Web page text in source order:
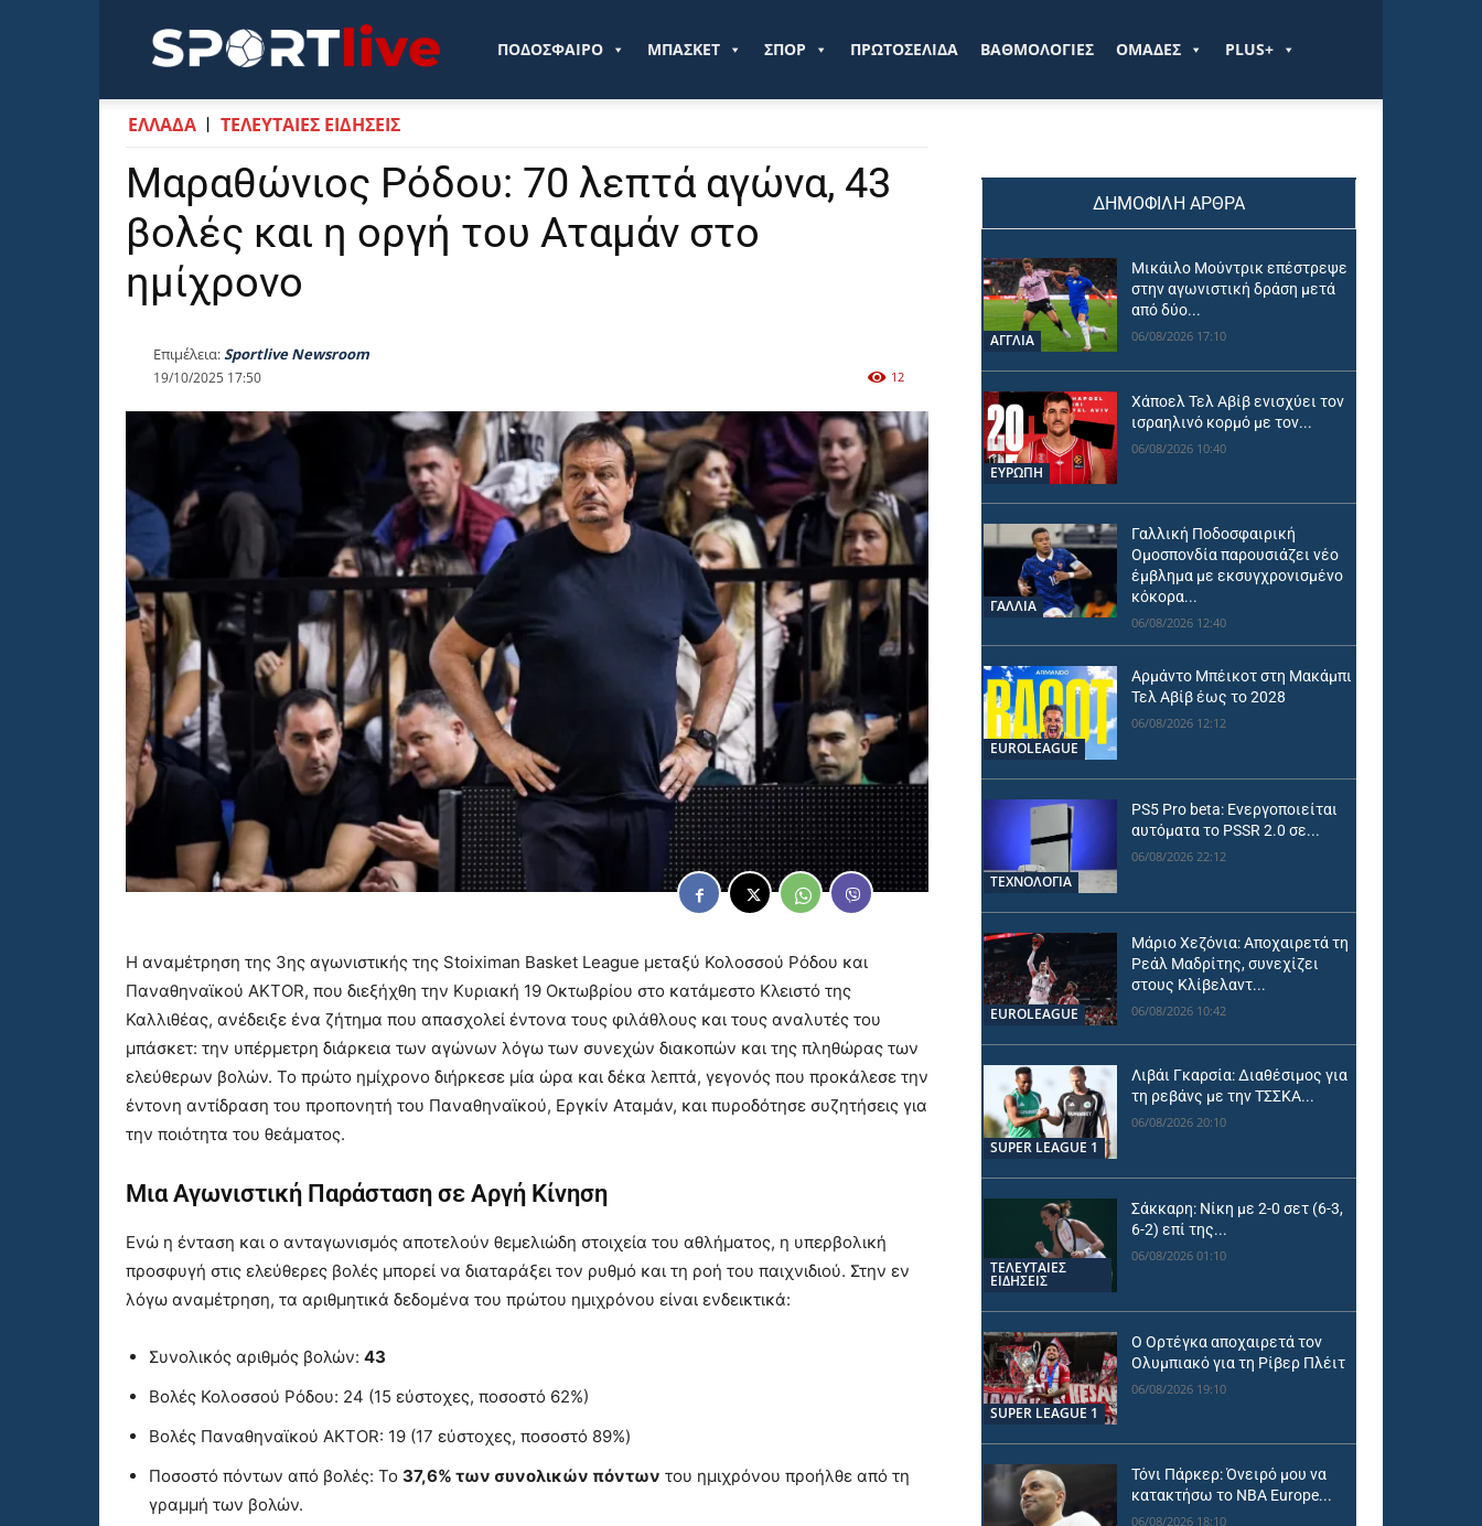
Sportlive.grΠΟΔΟΣΦΑΙΡΟ ΜΠΑΣΚΕΤ ΣΠΟΡ ΠΡΩΤΟΣΕΛΙΔΑ ΒΑΘΜΟΛΟΓΙΕΣ ΟΜΑΔΕΣ PLUS+
ΕΛΛΑΔΑ ΤΕΛΕΥΤΑΙΕΣ ΕΙΔΗΣΕΙΣ
Μαραθώνιος Ρόδου: 70 λεπτά αγώνα, 43
βολές και η οργή του Αταμάν στο
ημίχρονο
Επιμέλεια:Sportlive Newsroom
19/10/2025 17:50 12
Η αναμέτρηση της 3ης αγωνιστικής της Stoiximan Basket League μεταξύ Κολοσσού Ρόδου και
Παναθηναϊκού AKTOR, που διεξήχθη την Κυριακή 19 Οκτωβρίου στο κατάμεστο Κλειστό της
Καλλιθέας, ανέδειξε ένα ζήτημα που απασχολεί έντονα τους φιλάθλους και τους αναλυτές του
μπάσκετ: την υπέρμετρη διάρκεια των αγώνων λόγω των συνεχών διακοπών και της πληθώρας των
ελεύθερων βολών. Το πρώτο ημίχρονο διήρκεσε μία ώρα και δέκα λεπτά, γεγονός που προκάλεσε την
έντονη αντίδραση του προπονητή του Παναθηναϊκού, Εργκίν Αταμάν, και πυροδότησε συζητήσεις για
την ποιότητα του θεάματος.
Μια Αγωνιστική Παράσταση σε Αργή Κίνηση
Ενώ η ένταση και ο ανταγωνισμός αποτελούν θεμελιώδη στοιχεία του αθλήματος, η υπερβολική
προσφυγή στις ελεύθερες βολές μπορεί να διαταράξει τον ρυθμό και τη ροή του παιχνιδιού. Στην εν
λόγω αναμέτρηση, τα αριθμητικά δεδομένα του πρώτου ημιχρόνου είναι ενδεικτικά:
Συνολικός αριθμός βολών: 43
Βολές Κολοσσού Ρόδου: 24 (15 εύστοχες, ποσοστό 62%)
Βολές Παναθηναϊκού AKTOR: 19 (17 εύστοχες, ποσοστό 89%)
Ποσοστό πόντων από βολές: Το 37,6% των συνολικών πόντων του ημιχρόνου προήλθε από τη
γραμμή των βολών.
ΔΗΜΟΦΙΛΗ ΑΡΘΡΑ
ΑΓΓΛΙΑ
Μικάιλο Μούντρικ επέστρεψε
στην αγωνιστική δράση μετά
από δύο...
06/08/2026 17:10
ΕΥΡΩΠΗ
Χάποελ Τελ Αβίβ ενισχύει τον
ισραηλινό κορμό με τον...
06/08/2026 10:40
ΓΑΛΛΙΑ
Γαλλική Ποδοσφαιρική
Ομοσπονδία παρουσιάζει νέο
έμβλημα με εκσυγχρονισμένο
κόκορα...
06/08/2026 12:40
EUROLEAGUE
Αρμάντο Μπέικοτ στη Μακάμπι
Τελ Αβίβ έως το 2028
06/08/2026 12:12
ΤΕΧΝΟΛΟΓΙΑ
PS5 Pro beta: Ενεργοποιείται
αυτόματα το PSSR 2.0 σε...
06/08/2026 22:12
EUROLEAGUE
Μάριο Χεζόνια: Αποχαιρετά τη
Ρεάλ Μαδρίτης, συνεχίζει
στους Κλίβελαντ...
06/08/2026 10:42
SUPER LEAGUE 1
Λιβάι Γκαρσία: Διαθέσιμος για
τη ρεβάνς με την ΤΣΣΚΑ...
06/08/2026 20:10
ΤΕΛΕΥΤΑΙΕΣ
ΕΙΔΗΣΕΙΣ
Σάκκαρη: Νίκη με 2-0 σετ (6-3,
6-2) επί της...
06/08/2026 01:10
SUPER LEAGUE 1
Ο Ορτέγκα αποχαιρετά τον
Ολυμπιακό για τη Ρίβερ Πλέιτ
06/08/2026 19:10
Τόνι Πάρκερ: Όνειρό μου να
κατακτήσω το NBA Europe...
06/08/2026 18:10